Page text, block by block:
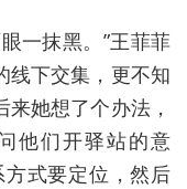
一抹黑。”王菲菲
线下交集，更不知
她想了个办法，
他们开驿站的意
式要定位，然后